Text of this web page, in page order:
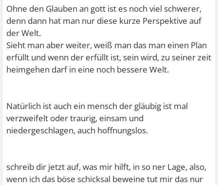
Ohne den Glauben an gott ist es noch viel schwerer,
denn dann hat man nur diese kurze Perspektive auf
der Welt.
Sieht man aber weiter, weiß man das man einen Plan
erfüllt und wenn der erfüllt ist, sein wird, zu seiner zeit
heimgehen darf in eine noch bessere Welt.
Natürlich ist auch ein mensch der gläubig ist mal
verzweifelt oder traurig, einsam und
niedergeschlagen, auch hoffnungslos.
schreib dir jetzt auf, was mir hilft, in so ner Lage, also,
wenn ich das böse schicksal beweine tut mir das nur